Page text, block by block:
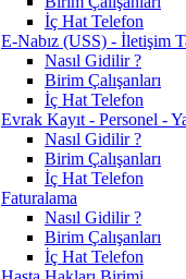
İç Hat Telefon
E-Nabız (USS) - İletişim
Nasıl Gidilir ?
Birim Çalışanları
İç Hat Telefon
Evrak Kayıt - Personel -
Nasıl Gidilir ?
Birim Çalışanları
İç Hat Telefon
Faturalama
Nasıl Gidilir ?
Birim Çalışanları
İç Hat Telefon